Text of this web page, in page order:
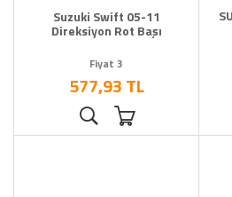
Suzuki Swift 05-11
Direksiyon Rot Başı
Fiyat 3
577,93 TL